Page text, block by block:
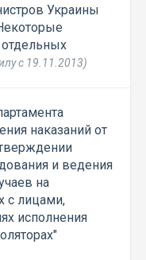
Украины
с 19.11.2013)
наказаний от
и ведения
на
с лицами,
исполнения